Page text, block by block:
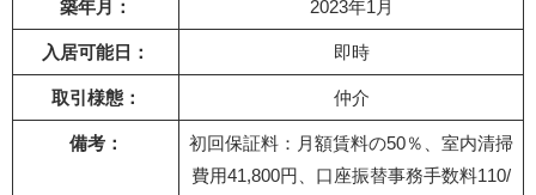
築年月： 2023年1月
入居可能日： 即時
取引様態： 仲介
備考：
初回保証料：月額賃料の50％、室内清掃
費用41,800円、口座振替事務手数料110/